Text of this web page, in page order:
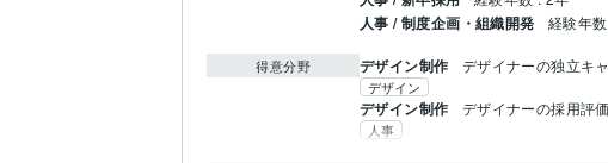
人事 / 制度企画・組織開発 経験年
得意分野 デザイン制作 デザイナーの独立キ
デザイン
デザイン制作 デザイナーの採用評
人事